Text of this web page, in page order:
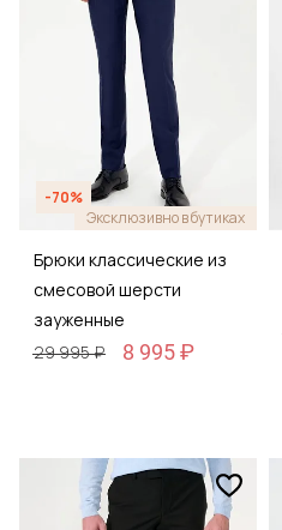
-70%
Эксклюзивно в бутиках
Брюки классические из
смесовой шерсти
зауженные
29 995 ₽
8 995 ₽